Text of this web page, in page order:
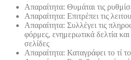
Απαραίτητα: Θυμάται τις
Απαραίτητα: Επιτρέπει τις
Απαραίτητα: Συλλέγει τις
φόρμες, ενημερωτικά δελτία
σελίδες
Απαραίτητα: Καταγράφει το τί